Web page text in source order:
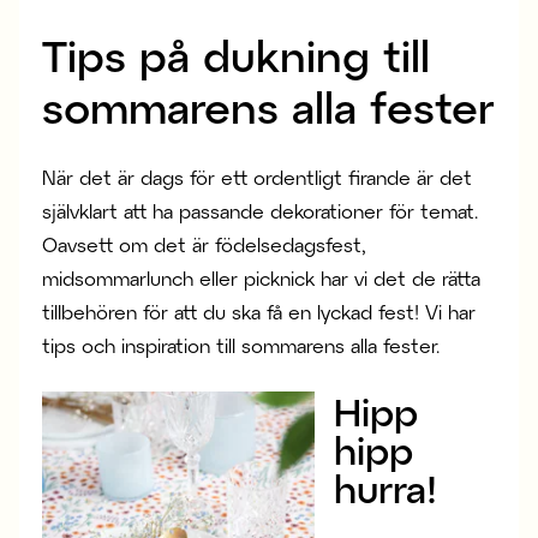
Tips på dukning till
sommarens alla fester
När det är dags för ett ordentligt firande är det
självklart att ha passande dekorationer för temat.
Oavsett om det är födelsedagsfest,
midsommarlunch eller picknick har vi det de rätta
tillbehören för att du ska få en lyckad fest! Vi har
tips och inspiration till sommarens alla fester.
Hipp
hipp
hurra!